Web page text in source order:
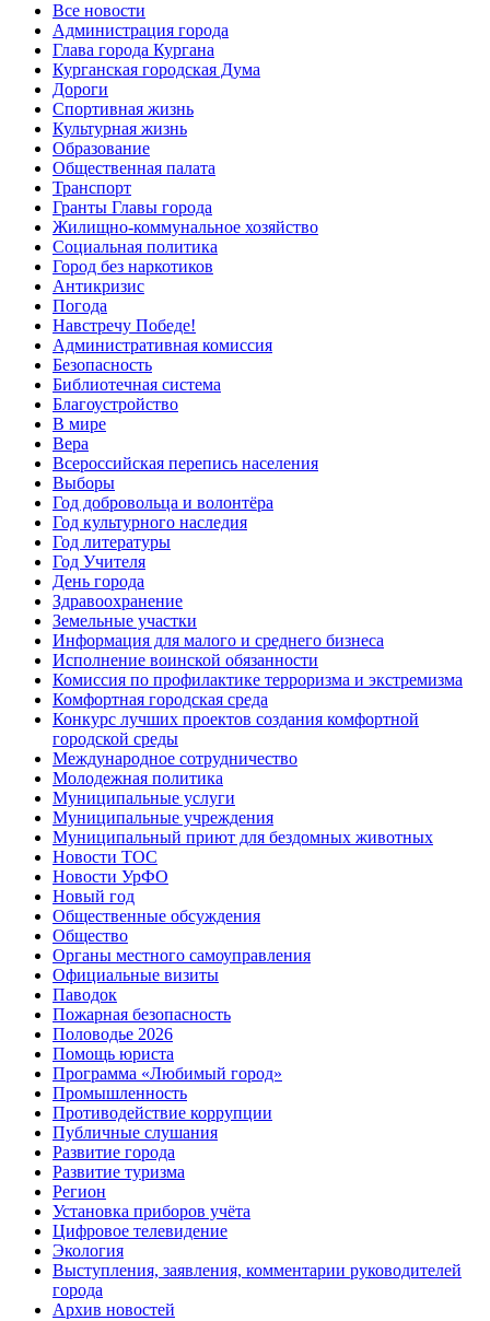
Все новости
Администрация города
Глава города Кургана
Курганская городская Дума
Дороги
Спортивная жизнь
Культурная жизнь
Образование
Общественная палата
Транспорт
Гранты Главы города
Жилищно-коммунальное хозяйство
Социальная политика
Город без наркотиков
Антикризис
Погода
Навстречу Победе!
Административная комиссия
Безопасность
Библиотечная система
Благоустройство
В мире
Вера
Всероссийская перепись населения
Выборы
Год добровольца и волонтёра
Год культурного наследия
Год литературы
Год Учителя
День города
Здравоохранение
Земельные участки
Информация для малого и среднего бизнеса
Исполнение воинской обязанности
Комиссия по профилактике терроризма и экстремизма
Комфортная городская среда
Конкурс лучших проектов создания комфортной
городской среды
Международное сотрудничество
Молодежная политика
Муниципальные услуги
Муниципальные учреждения
Муниципальный приют для бездомных животных
Новости ТОС
Новости УрФО
Новый год
Общественные обсуждения
Общество
Органы местного самоуправления
Официальные визиты
Паводок
Пожарная безопасность
Половодье 2026
Помощь юриста
Программа «Любимый город»
Промышленность
Противодействие коррупции
Публичные слушания
Развитие города
Развитие туризма
Регион
Установка приборов учёта
Цифровое телевидение
Экология
Выступления, заявления, комментарии руководителей
города
Архив новостей